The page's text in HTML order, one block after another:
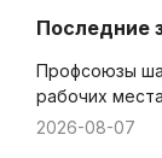
Последние
Профсоюзы
рабочих
2026-08-07